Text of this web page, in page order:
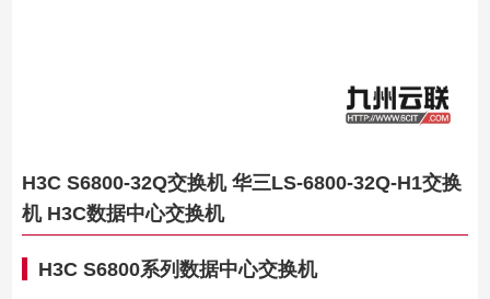
H3C S6800-32Q交换机 华三LS-6800-32Q-H1交换
机 H3C数据中心交换机
H3C S6800系列数据中心交换机